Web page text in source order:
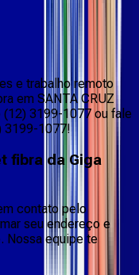
e trabalho remoto
em SANTA CRUZ
(12) 3199-1077 ou fale
3199-1077!
fibra da Giga
contato pelo
seu endereço e
Nossa equipe te